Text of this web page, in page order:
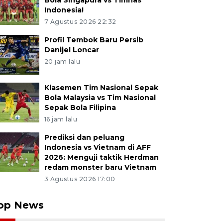
Indonesia!
7 Agustus 2026 22:32
Profil Tembok Baru Persib
Danijel Loncar
20 jam lalu
Klasemen Tim Nasional Sepak
Bola Malaysia vs Tim Nasional
Sepak Bola Filipina
16 jam lalu
Prediksi dan peluang
Indonesia vs Vietnam di AFF
2026: Menguji taktik Herdman
redam monster baru Vietnam
3 Agustus 2026 17:00
News